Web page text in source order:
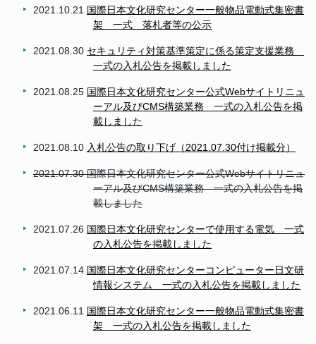
2021.10.21 国際日本文化研究センター一般物品電動式集密書
架 一式 落札者等の公示
2021.08.30 セキュリティ対策基準策定に係る策定支援業務
一式の入札公告を掲載しました
2021.08.25 国際日本文化研究センター公式Webサイトリニュ
ーアル及びCMS構築業務 一式の入札公告を掲
載しました
2021.08.10 入札公告の取り下げ（2021.07.30付け掲載分）
2021.07.30 国際日本文化研究センター公式Webサイトリニュ
ーアル及びCMS構築業務 一式の入札公告を掲
載しました
2021.07.26 国際日本文化研究センターで使用する電気 一式
の入札公告を掲載しました
2021.07.14 国際日本文化研究センターコンピューター日文研
情報システム 一式の入札公告を掲載しました
2021.06.11 国際日本文化研究センター一般物品電動式集密書
架 一式の入札公告を掲載しました